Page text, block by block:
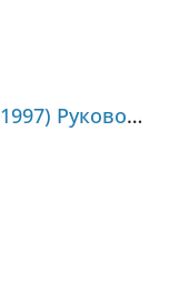
Volkswagen Golf 3 / Vento (1991-1997) Руководство по ремонту и техническому обслуживанию